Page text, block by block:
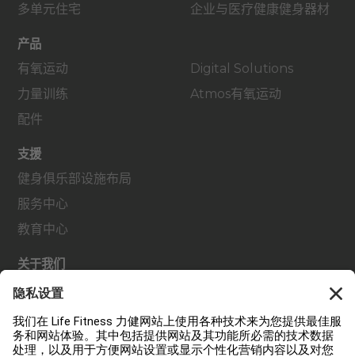
多单元住宅
企业与医疗健康健身器材
产品
有氧运动
力量训练
配件
Digital Solutions
Atmos有氧运动
支援
健身俱乐部设施布局
服务中心
教育中心
关于我们
查找经销商
查找门店
法规